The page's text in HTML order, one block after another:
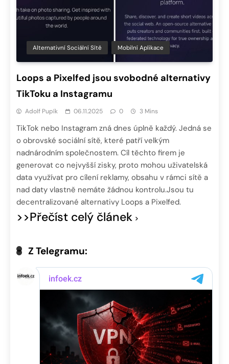
Alternativní Sociální Sítě Mobilní Aplikace
Loops a Pixelfed jsou svobodné alternativy
TikToku a Instagramu
Adolf Pupík 06.11.2025 0 3 Mins
TikTok nebo Instagram zná dnes úplně každý. Jedná se
o obrovské sociální sítě, které patří velkým
nadnárodním společnostem. Cíl těchto firem je
generovat co nejvyšší zisky, proto mohou uživatelská
data využívat pro cílení reklamy, obsahu v rámci sítě a
nad daty vlastně nemáte žádnou kontrolu.Jsou tu
decentralizované alternativy Loops a Pixelfed.
>>Přečíst celý článek
Z Telegramu: